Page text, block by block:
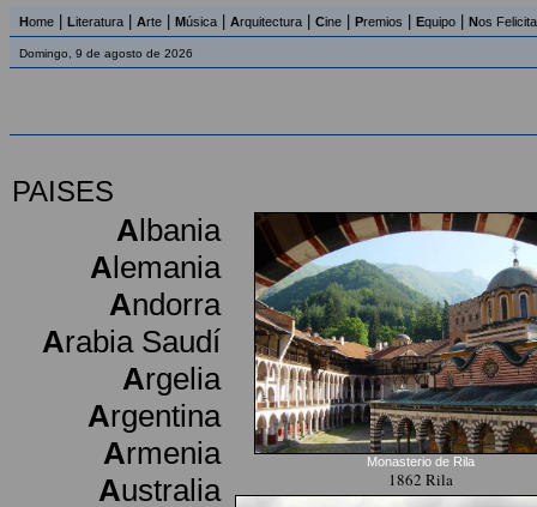
Home Literatura Arte Música Arquitectura Cine Premios Equipo Nos
Domingo, 9 de agosto de 2026
PAISES
Albania
Alemania
Andorra
Arabia Saudí
Argelia
Argentina
Armenia
Australia
Monasterio de Rila
1862 Rila